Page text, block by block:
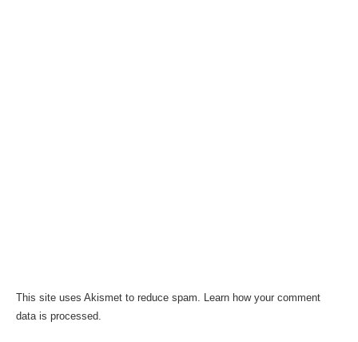
This site uses Akismet to reduce spam. Learn how your comment
data is processed.